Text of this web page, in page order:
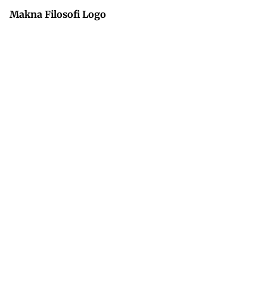
Makna Filosofi Logo